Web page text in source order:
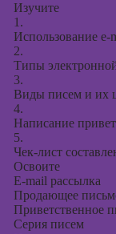
Изучите
1.
Использование e-
2.
Типы
3.
Виды писем и их
4.
Написание
5.
Чек-лист
Освоите
E-mail рассылка
Продающее
Приветственное
Серия писем